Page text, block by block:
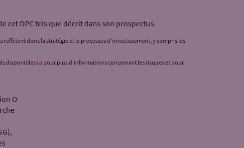
cet OPC tels que décrit dans son prospectus.
reflètent donc la stratégie et le processus d'investissement, y compris les
disponibles ici pour plus d'informations concernant les risques et pour
O